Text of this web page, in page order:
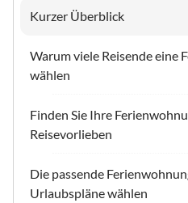
Kurzer Überblick
Warum viele Reisende eine
wählen
Finden Sie Ihre
Reisevorlieben
Die passende
Urlaubspläne wählen